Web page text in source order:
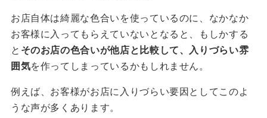
お店自体は綺麗な色合いを使っているのに、なかなか
お客様に入ってもらえていないとなると、もしかする
と そのお店の色合いが他店と比較して、入りづらい雰
囲気を作ってしまっているかもしれません。
例えば、お客様がお店に入りづらい要因としてこのよ
うな声が多くあります。